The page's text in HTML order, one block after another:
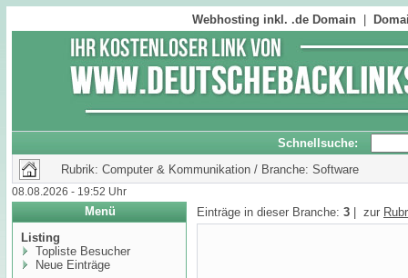
Webhosting inkl. .de Domain
Schnellsuche:
Rubrik: Computer & Kommunikation / Branche: Software
08.08.2026 - 19:52 Uhr
Menü
Listing
Topliste Besucher
Neue Einträge
Einträge in dieser Branche: 3 | zur